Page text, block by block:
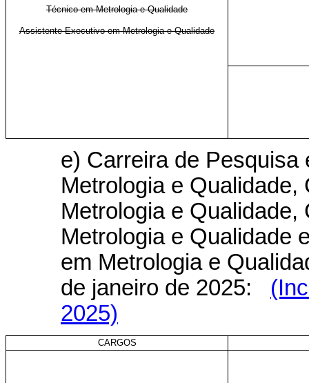
Técnico em Metrologia e Qualidade
Assistente Executivo em Metrologia e Qualidade
e) Carreira de
Metrologia e
Metrologia e
Metrologia e Qualidade
em Metrologia e
de janeiro de 2025:
2025)
CARGOS